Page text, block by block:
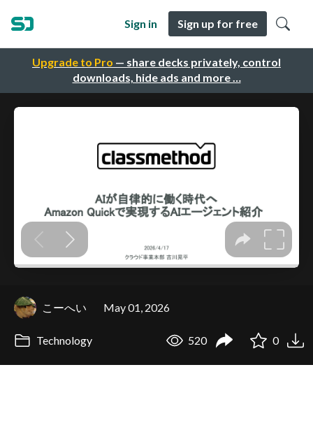
Upgrade to Pro — share decks privately, control
downloads, hide ads and more …
Sign in Sign up for free
こーへい May 01, 2026
Technology 520 0